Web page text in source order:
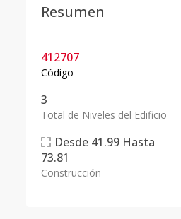
Resumen
412707
Código
3
Total de Niveles del Edificio
Desde 41.99 Hasta
73.81
Construcción